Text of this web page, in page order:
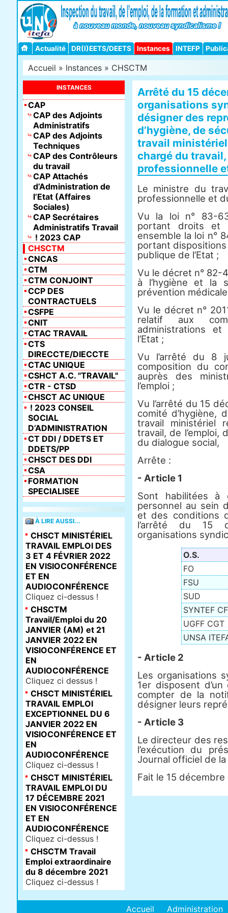
Actualité DR(I)EETS/DEETS Instances INTEFP
Accueil » Instances » CHSCTM
Arrêté du 15
organisations
désigner des
d’hygiène, de
travail
chargé du
professionnelle
Le ministre du
professionnelle et
Vu la loi n° 83-
portant droits et
ensemble la loi n°
portant
publique de l’Etat ;
Vu le décret n° 82-
à l’hygiène et la
prévention
Vu le décret n°
relatif aux
administrations
l’Etat ;
Vu l’arrêté du 8
composition du
auprès des
l’emploi ;
Vu l’arrêté du 15
comité d’hygiène,
travail ministériel
travail, de l’emploi,
du dialogue social,
Arrête :
- Article 1
Sont habilitées à
personnel au sein
et des conditions
l’arrêté du 15
organisations
O.S.
FO
FSU
SUD
SYNTEF
UGFF CGT
UNSA
- Article 2
Les organisations
1er disposent
compter de la
désigner leurs
- Article 3
Le directeur des
l’exécution du
Journal officiel de
Fait le 15 décembre
INSTANCES
CAP
CAP des Adjoints
Administratifs
CAP des Adjoints
Techniques
CAP des Contrôleurs
du travail
CAP Attachés
d’Administration de
l’Etat (Affaires
Sociales)
CAP Secrétaires
Administratifs Travail
! 2023 CAP
CHSCTM
CNCAS
CTM
CTM CONJOINT
CCP DES
CONTRACTUELS
CSFPE
CNIT
CTAC TRAVAIL
CTS
DIRECCTE/DIECCTE
CTAC UNIQUE
CSHCT A.C. "TRAVAIL"
CTR - CTSD
CHSCT AC UNIQUE
! 2023 CONSEIL
SOCIAL
D’ADMINISTRATION
CT DDI / DDETS ET
DDETS/PP
CHSCT DES DDI
CSA
FORMATION
SPECIALISEE
À LIRE AUSSI...
CHSCT MINISTÉRIEL
TRAVAIL EMPLOI DES
3 ET 4 FÉVRIER 2022
EN VISIOCONFÉRENCE
ET EN
AUDIOCONFÉRENCE
Cliquez ci-dessus !
CHSCTM
Travail/Emploi du 20
JANVIER (AM) et 21
JANVIER 2022 EN
VISIOCONFÉRENCE ET
EN
AUDIOCONFÉRENCE
Cliquez ci dessus !
CHSCT MINISTÉRIEL
TRAVAIL EMPLOI
EXCEPTIONNEL DU 6
JANVIER 2022 EN
VISIOCONFÉRENCE ET
EN
AUDIOCONFÉRENCE
Cliquez ci-dessus !
CHSCT MINISTÉRIEL
TRAVAIL EMPLOI DU
17 DÉCEMBRE 2021
EN VISIOCONFÉRENCE
ET EN
AUDIOCONFÉRENCE
Cliquez ci-dessus !
CHSCTM Travail
Emploi extraordinaire
du 8 décembre 2021
Cliquez ci-dessus !
Accueil Administration